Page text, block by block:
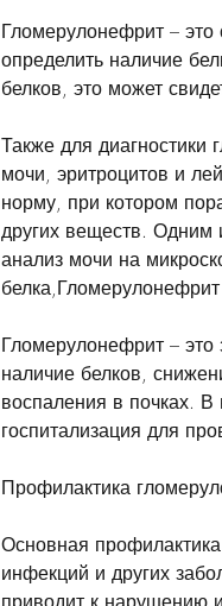
Гломерулонефрит – это
определить наличие
белков, это может
Также для
мочи, эритроцитов и
норму, при котором
других веществ. Одним
анализ мочи на
Гломерулонефрит –
наличие белков,
воспаления в почках. В
госпитализация для
Профилактика
Основная
инфекций и других